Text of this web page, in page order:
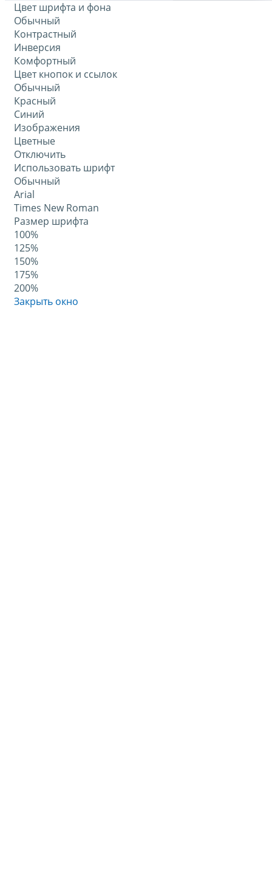
Цвет шрифта и фона
Обычный
Контрастный
Инверсия
Комфортный
Цвет кнопок и ссылок
Обычный
Красный
Синий
Изображения
Цветные
Отключить
Использовать шрифт
Обычный
Arial
Times New Roman
Размер шрифта
100%
125%
150%
175%
200%
Закрыть окно